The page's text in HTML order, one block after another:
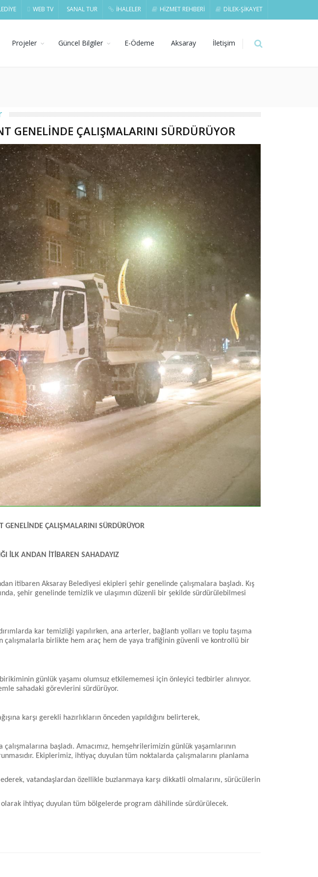
WEB TV SANAL TUR İHALELER HİZMET REHBERİ DİLEK-ŞİKAYET
Projeler Güncel Bilgiler E-Ödeme Aksaray İletişim
GENELİNDE ÇALIŞMALARINI SÜRDÜRÜYOR
GENELİNDE ÇALIŞMALARINI SÜRDÜRÜYOR
İLK ANDAN İTİBAREN SAHADAYIZ
itibaren Aksaray Belediyesi ekipleri şehir genelinde çalışmalara başladı. Kış
şehir genelinde temizlik ve ulaşımın düzenli bir şekilde sürdürülebilmesi
kar temizliği yapılırken, ana arterler, bağlantı yolları ve toplu taşıma
çalışmalarla birlikte hem araç hem de yaya trafiğinin güvenli ve kontrollü bir
günlük yaşamı olumsuz etkilememesi için önleyici tedbirler alınıyor.
sahadaki görevlerini sürdürüyor.
karşı gerekli hazırlıkların önceden yapıldığını belirterek,
başladı. Amacımız, hemşehrilerimizin günlük yaşamlarının
Ekiplerimiz, ihtiyaç duyulan tüm noktalarda çalışmalarını planlama
vatandaşlardan özellikle buzlanmaya karşı dikkatli olmalarını, sürücülerin
olarak ihtiyaç duyulan tüm bölgelerde program dâhilinde sürdürülecek.